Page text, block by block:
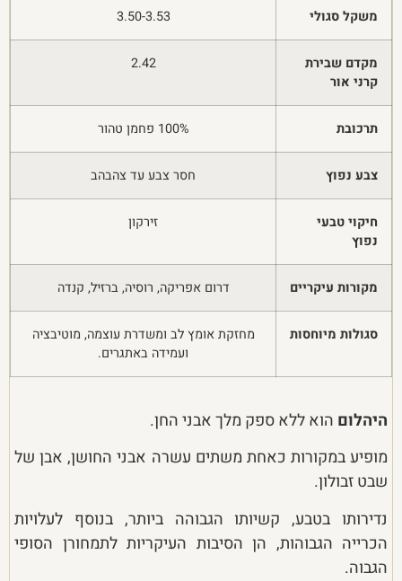
משקל סגולי 3.50-3.53
מקדם שבירת
קרני אור
2.42
תרכובת 100% פחמן טהור
צבע נפוץ חסר צבע עד צהבהב
חיקוי טבעי
נפוץ
זירקון
מקורות עיקריים דרום אפריקה, רוסיה, ברזיל, קנדה
סגולות מיוחסות
מחזקת אומץ לב ומשדרת עוצמה, מוטיבציה
ועמידה באתגרים.
היהלום הוא ללא ספק מלך אבני החן.
מופיע במקורות כאחת משתים עשרה אבני החושן, אבן של
שבט זבולון.
נדירותו בטבע, קשיותו הגבוהה ביותר, בנוסף לעלויות
הכרייה הגבוהות, הן הסיבות העיקריות לתמחורן הסופי
הגבוה.